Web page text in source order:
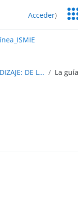
Acceder)
SITUACIONES DE APRENDIZAJE: DE LA TEORIA A LA PRÁCTICA